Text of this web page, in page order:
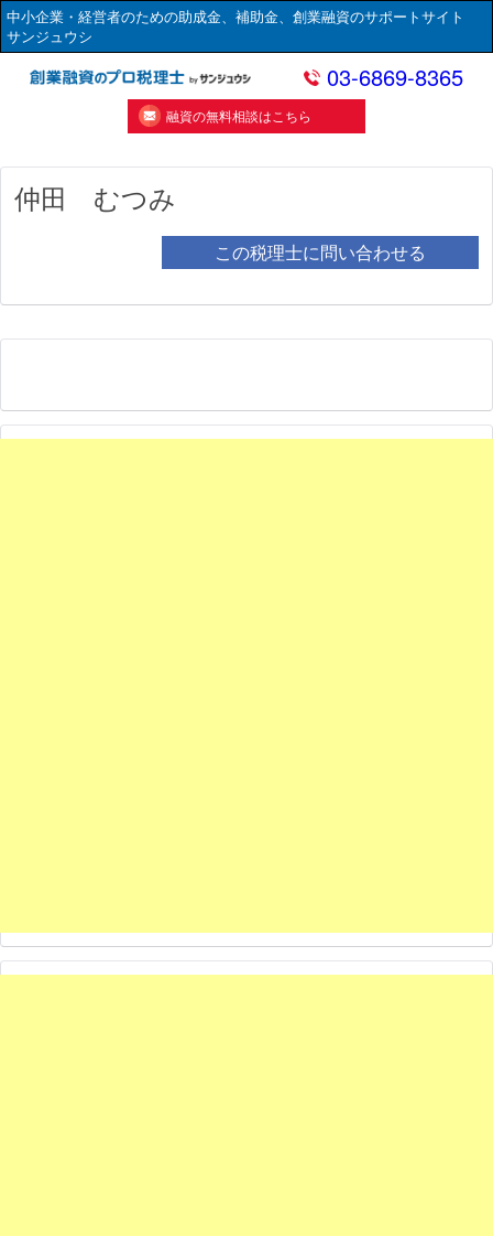
中小企業・経営者のための助成金、補助金、創業融資のサポートサイト
サンジュウシ
03-6869-8365
融資の無料相談はこちら
仲田 むつみ
この税理士に問い合わせる